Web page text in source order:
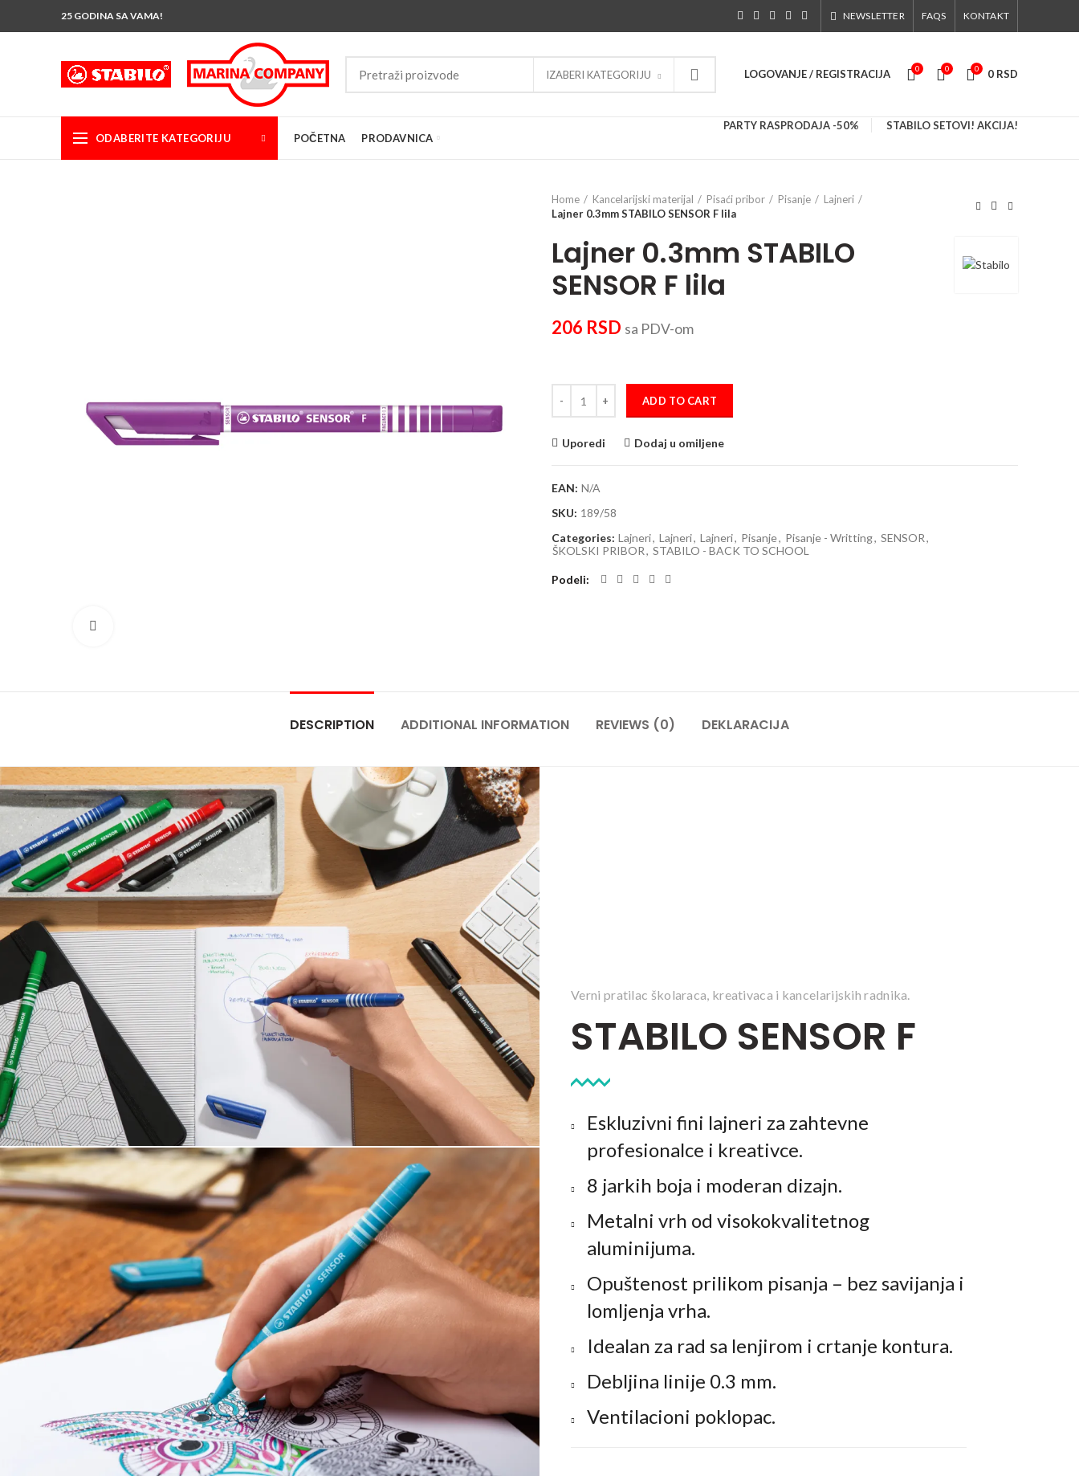
25 GODINA SA VAMA! NEWSLETTER FAQS KONTAKT
IZABERI KATEGORIJU LOGOVANJE / REGISTRACIJA 0 0 0 0 RSD
ODABERITE KATEGORIJU POČETNA PRODAVNICA
PARTY RASPRODAJA -50% STABILO SETOVI! AKCIJA!
Home Kancelarijski materijal Pisaći pribor Pisanje
Lajneri
Lajner 0.3mm STABILO SENSOR F lila
Lajner 0.3mm STABILO
SENSOR F lila
206 RSD sa PDV-om
ADD TO CART
Uporedi Dodaj u omiljene
EAN: N/A
SKU: 189/58
Categories: Lajneri, Lajneri, Lajneri, Pisanje, Pisanje - Writting, SENSOR,
ŠKOLSKI PRIBOR, STABILO - BACK TO SCHOOL
Podeli
DESCRIPTION ADDITIONAL INFORMATION REVIEWS (0) DEKLARACIJA
Verni pratilac školaraca, kreativaca i kancelarijskih radnika.
STABILO SENSOR F
Eskluzivni fini lajneri za zahtevne
profesionalce i kreativce.
8 jarkih boja i moderan dizajn.
Metalni vrh od visokokvalitetnog
aluminijuma.
Opuštenost prilikom pisanja – bez savijanja i
lomljenja vrha.
Idealan za rad sa lenjirom i crtanje kontura.
Debljina linije 0.3 mm.
Ventilacioni poklopac.